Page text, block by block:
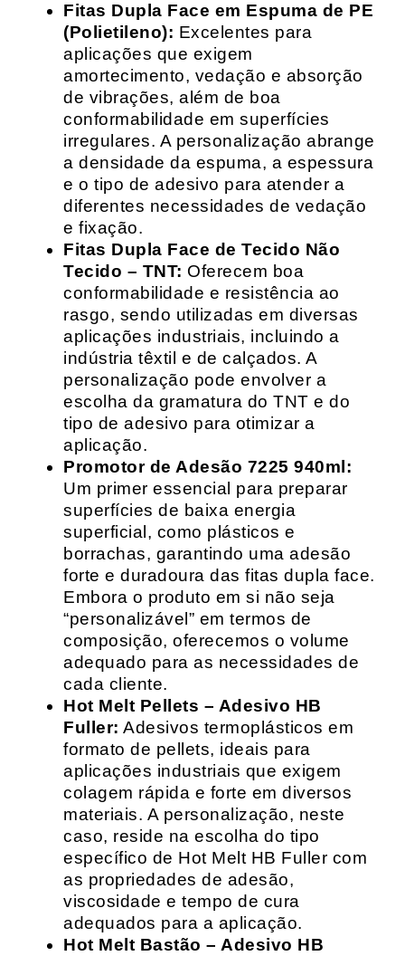
Fitas Dupla Face em Espuma de PE
(Polietileno): Excelentes para
aplicações que exigem
amortecimento, vedação e absorção
de vibrações, além de boa
conformabilidade em superfícies
irregulares. A personalização abrange
a densidade da espuma, a espessura
e o tipo de adesivo para atender a
diferentes necessidades de vedação
e fixação.
Fitas Dupla Face de Tecido Não
Tecido – TNT: Oferecem boa
conformabilidade e resistência ao
rasgo, sendo utilizadas em diversas
aplicações industriais, incluindo a
indústria têxtil e de calçados. A
personalização pode envolver a
escolha da gramatura do TNT e do
tipo de adesivo para otimizar a
aplicação.
Promotor de Adesão 7225 940ml:
Um primer essencial para preparar
superfícies de baixa energia
superficial, como plásticos e
borrachas, garantindo uma adesão
forte e duradoura das fitas dupla face.
Embora o produto em si não seja
“personalizável” em termos de
composição, oferecemos o volume
adequado para as necessidades de
cada cliente.
Hot Melt Pellets – Adesivo HB
Fuller: Adesivos termoplásticos em
formato de pellets, ideais para
aplicações industriais que exigem
colagem rápida e forte em diversos
materiais. A personalização, neste
caso, reside na escolha do tipo
específico de Hot Melt HB Fuller com
as propriedades de adesão,
viscosidade e tempo de cura
adequados para a aplicação.
Hot Melt Bastão – Adesivo HB